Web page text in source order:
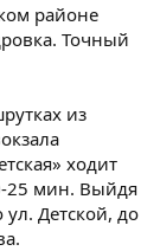
районе
Точный
из
ходит
25 мин. Выйдя
Детской, до